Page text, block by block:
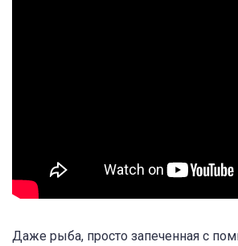
Даже рыба, просто запеченная с